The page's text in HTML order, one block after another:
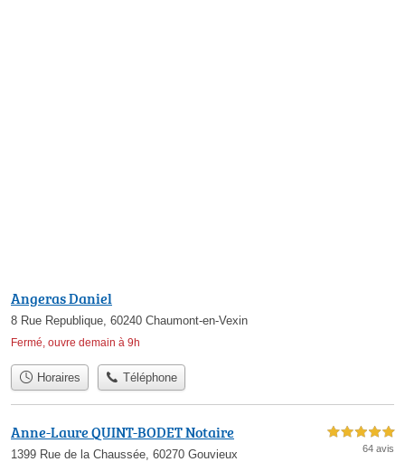
Angeras Daniel
8 Rue Republique, 60240 Chaumont-en-Vexin
Fermé, ouvre demain à 9h
Horaires Téléphone
Anne-Laure QUINT-BODET Notaire
1399 Rue de la Chaussée, 60270 Gouvieux
5,0 étoiles sur 5
64 avis